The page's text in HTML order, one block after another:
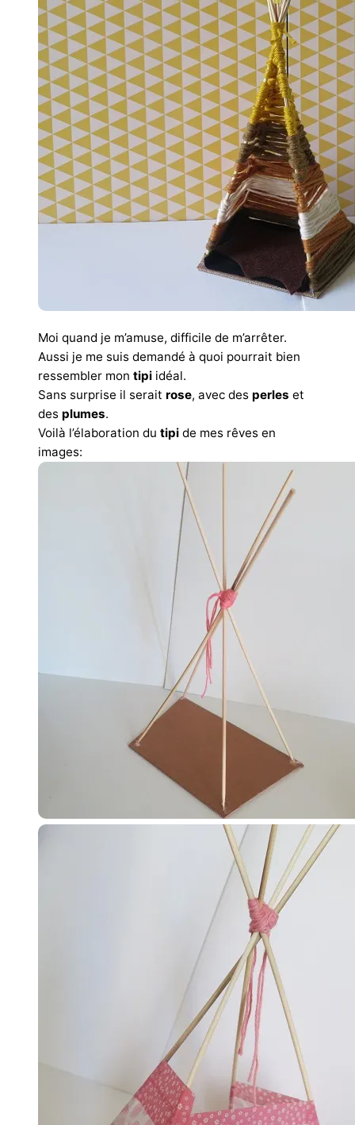
Moi quand je m’amuse, difficile de m’arrêter.
Aussi je me suis demandé à quoi pourrait bien
ressembler mon tipi idéal.
Sans surprise il serait rose, avec des perles et
des plumes.
Voilà l’élaboration du tipi de mes rêves en
images: